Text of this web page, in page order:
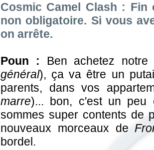
Cosmic Camel Clash :
non obligatoire. Si vous
on arrête.
Poun : Ben achetez
général), ça va être un
parents, dans vos
marre)... bon, c'est un peu
sommes super contents de
nouveaux morceaux de
bordel.